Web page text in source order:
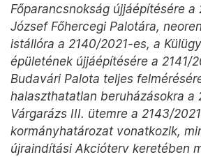
Főparancsnokság újjáépítésére a
József Főhercegi Palotára,
istállóra a 2140/2021-es, a
épületének újjáépítésére a 2141/
Budavári Palota teljes
halaszthatatlan beruházásokra a
Várgarázs III. ütemre a 2143/
kormányhatározat vonatkozik,
újraindítási Akcióterv keretében